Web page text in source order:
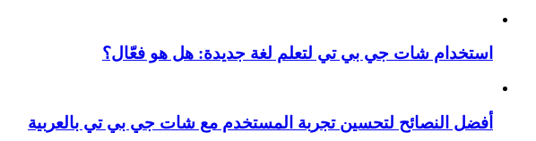
استخدام شات جي بي تي لتعلم لغة جديدة: هل هو فعّال؟
أفضل النصائح لتحسين تجربة المستخدم مع شات جي بي تي بالعربية